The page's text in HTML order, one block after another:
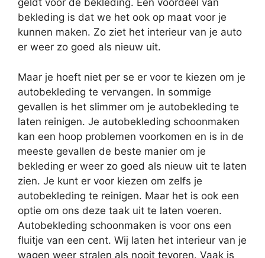
geldt voor de bekleding. Een voordeel van
bekleding is dat we het ook op maat voor je
kunnen maken. Zo ziet het interieur van je auto
er weer zo goed als nieuw uit.
Maar je hoeft niet per se er voor te kiezen om je
autobekleding te vervangen. In sommige
gevallen is het slimmer om je autobekleding te
laten reinigen. Je autobekleding schoonmaken
kan een hoop problemen voorkomen en is in de
meeste gevallen de beste manier om je
bekleding er weer zo goed als nieuw uit te laten
zien. Je kunt er voor kiezen om zelfs je
autobekleding te reinigen. Maar het is ook een
optie om ons deze taak uit te laten voeren.
Autobekleding schoonmaken is voor ons een
fluitje van een cent. Wij laten het interieur van je
wagen weer stralen als nooit tevoren. Vaak is